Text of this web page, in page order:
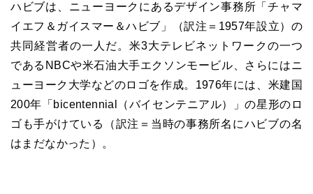
ハビブは、ニューヨークにあるデザイン事務所「チャマ
イエフ＆ガイスマー＆ハビブ」（訳注＝1957年設立）の
共同経営者の一人だ。米3大テレビネットワークの一つ
であるNBCや米石油大手エクソンモービル、さらにはニ
ューヨーク大学などのロゴを作成。1976年には、米建国
200年「bicentennial（バイセンテニアル）」の星形のロ
ゴも手がけている（訳注＝当時の事務所名にハビブの名
はまだなかった）。